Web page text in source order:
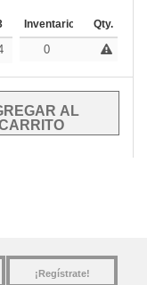
144-287 288 +
Inventario Qty.
42.03
0
¡Regístrate!